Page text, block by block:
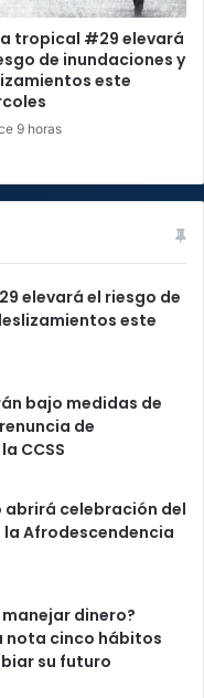
tropical #29 elevará
de inundaciones y
este
9 horas
elevará el riesgo de
este
bajo medidas de
de
CCSS
celebración del
la Afrodescendencia
dinero?
nota cinco hábitos
su futuro